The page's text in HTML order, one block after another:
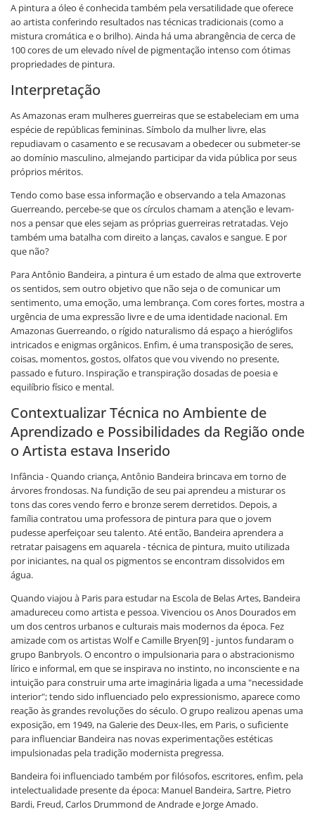
A pintura a óleo é conhecida também pela versatilidade que oferece
ao artista conferindo resultados nas técnicas tradicionais (como a
mistura cromática e o brilho). Ainda há uma abrangência de cerca de
100 cores de um elevado nível de pigmentação intenso com ótimas
propriedades de pintura.
Interpretação
As Amazonas eram mulheres guerreiras que se estabeleciam em uma
espécie de repúblicas femininas. Símbolo da mulher livre, elas
repudiavam o casamento e se recusavam a obedecer ou submeter-se
ao domínio masculino, almejando participar da vida pública por seus
próprios méritos.
Tendo como base essa informação e observando a tela Amazonas
Guerreando, percebe-se que os círculos chamam a atenção e levam-
nos a pensar que eles sejam as próprias guerreiras retratadas. Vejo
também uma batalha com direito a lanças, cavalos e sangue. E por
que não?
Para Antônio Bandeira, a pintura é um estado de alma que extroverte
os sentidos, sem outro objetivo que não seja o de comunicar um
sentimento, uma emoção, uma lembrança. Com cores fortes, mostra a
urgência de uma expressão livre e de uma identidade nacional. Em
Amazonas Guerreando, o rígido naturalismo dá espaço a hieróglifos
intricados e enigmas orgânicos. Enfim, é uma transposição de seres,
coisas, momentos, gostos, olfatos que vou vivendo no presente,
passado e futuro. Inspiração e transpiração dosadas de poesia e
equilíbrio físico e mental.
Contextualizar Técnica no Ambiente de
Aprendizado e Possibilidades da Região onde
o Artista estava Inserido
Infância - Quando criança, Antônio Bandeira brincava em torno de
árvores frondosas. Na fundição de seu pai aprendeu a misturar os
tons das cores vendo ferro e bronze serem derretidos. Depois, a
família contratou uma professora de pintura para que o jovem
pudesse aperfeiçoar seu talento. Até então, Bandeira aprendera a
retratar paisagens em aquarela - técnica de pintura, muito utilizada
por iniciantes, na qual os pigmentos se encontram dissolvidos em
água.
Quando viajou à Paris para estudar na Escola de Belas Artes, Bandeira
amadureceu como artista e pessoa. Vivenciou os Anos Dourados em
um dos centros urbanos e culturais mais modernos da época. Fez
amizade com os artistas Wolf e Camille Bryen[9] - juntos fundaram o
grupo Banbryols. O encontro o impulsionaria para o abstracionismo
lírico e informal, em que se inspirava no instinto, no inconsciente e na
intuição para construir uma arte imaginária ligada a uma "necessidade
interior"; tendo sido influenciado pelo expressionismo, aparece como
reação às grandes revoluções do século. O grupo realizou apenas uma
exposição, em 1949, na Galerie des Deux-Iles, em Paris, o suficiente
para influenciar Bandeira nas novas experimentações estéticas
impulsionadas pela tradição modernista pregressa.
Bandeira foi influenciado também por filósofos, escritores, enfim, pela
intelectualidade presente da época: Manuel Bandeira, Sartre, Pietro
Bardi, Freud, Carlos Drummond de Andrade e Jorge Amado.